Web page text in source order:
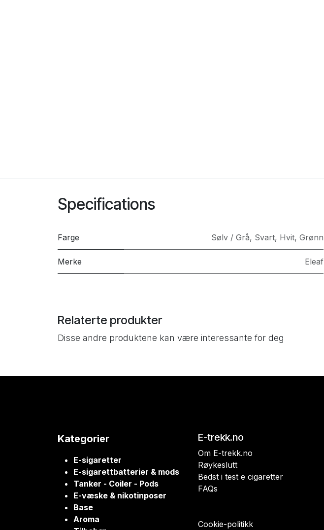
Specifications
Farge Sølv / Grå, Svart, Hvit, Grønn
Merke Eleaf
Relaterte produkter
Disse andre produktene kan være interessante for deg
Kategorier
E-sigaretter
E-sigarettbatterier & mods
Tanker - Coiler - Pods
E-væske & nikotinposer
Base
Aroma
E-trekk.no
Om E-trekk.no
Røykeslutt
Bedst i test e cigaretter
FAQs
Cookie-politikk